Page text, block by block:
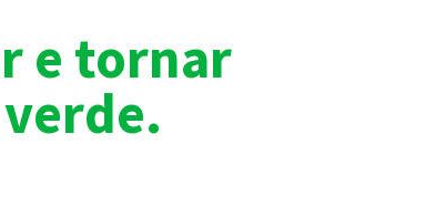
e tornar